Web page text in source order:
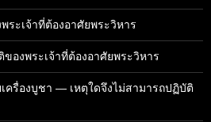
ะเจ้าที่ต้องอาศัยพระวิหาร
งพระเจ้าที่ต้องอาศัยพระวิหาร
ครื่องบูชา — เหตุใดจึงไม่สามารถปฏิบัติ